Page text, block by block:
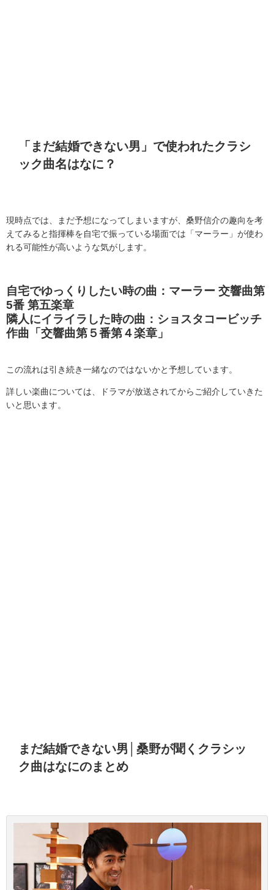
「まだ結婚できない男」で使われたクラシ
ック曲名はなに？
現時点では、まだ予想になってしまいますが、桑野信介の趣向を考
えてみると指揮棒を自宅で振っている場面では「マーラー」が使わ
れる可能性が高いような気がします。
自宅でゆっくりしたい時の曲： マーラー 交響曲第
5番 第五楽章
隣人にイライラした時の曲：ショスタコービッチ
作曲「交響曲第５番第４楽章」
この流れは引き続き一緒なのではないかと予想しています。
詳しい楽曲については、ドラマが放送されてからご紹介していきた
いと思います。
まだ結婚できない男│桑野が聞くクラシッ
ク曲はなにのまとめ